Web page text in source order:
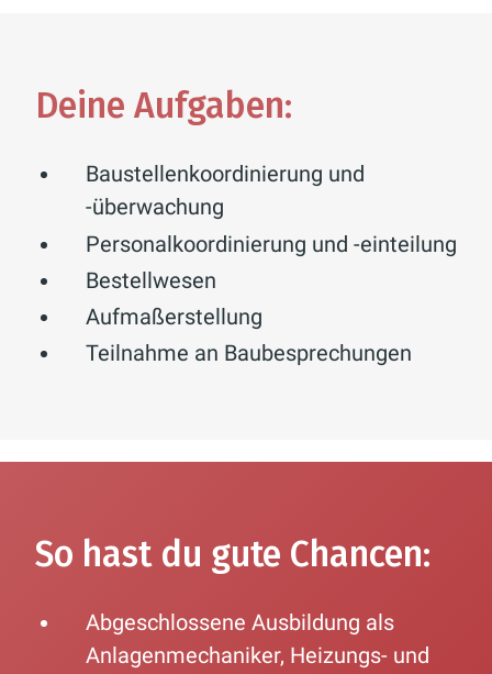
Deine Aufgaben:
Baustellenkoordinierung und
-überwachung
Personalkoordinierung und -einteilung
Bestellwesen
Aufmaßerstellung
Teilnahme an Baubesprechungen
So hast du gute Chancen:
Abgeschlossene Ausbildung als
Anlagen­mechaniker, Heizungs- und